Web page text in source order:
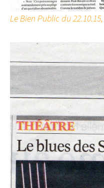
Le Bien Public du